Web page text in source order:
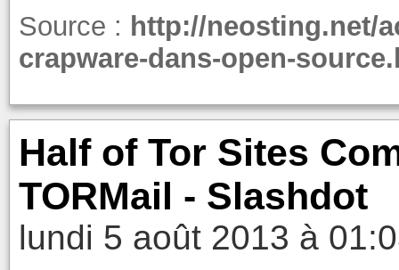
Source : http://neosting.net/
crapware-dans-open-
Half of Tor Sites
TORMail - Slashdot
lundi 5 août 2013 à